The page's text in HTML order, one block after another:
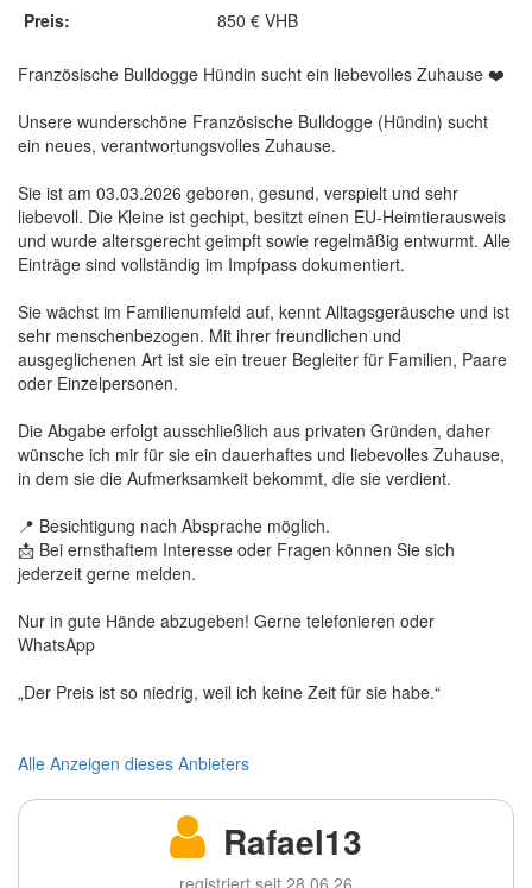
Preis:
850 € VHB
Französische Bulldogge Hündin sucht ein liebevolles Zuhause ❤️
Unsere wunderschöne Französische Bulldogge (Hündin) sucht
ein neues, verantwortungsvolles Zuhause.
Sie ist am 03.03.2026 geboren, gesund, verspielt und sehr
liebevoll. Die Kleine ist gechipt, besitzt einen EU-Heimtierausweis
und wurde altersgerecht geimpft sowie regelmäßig entwurmt. Alle
Einträge sind vollständig im Impfpass dokumentiert.
Sie wächst im Familienumfeld auf, kennt Alltagsgeräusche und ist
sehr menschenbezogen. Mit ihrer freundlichen und
ausgeglichenen Art ist sie ein treuer Begleiter für Familien, Paare
oder Einzelpersonen.
Die Abgabe erfolgt ausschließlich aus privaten Gründen, daher
wünsche ich mir für sie ein dauerhaftes und liebevolles Zuhause,
in dem sie die Aufmerksamkeit bekommt, die sie verdient.
📍 Besichtigung nach Absprache möglich.
📩 Bei ernsthaftem Interesse oder Fragen können Sie sich
jederzeit gerne melden.
Nur in gute Hände abzugeben! Gerne telefonieren oder
WhatsApp
„Der Preis ist so niedrig, weil ich keine Zeit für sie habe.“
Alle Anzeigen dieses Anbieters
Rafael13
registriert seit 28.06.26